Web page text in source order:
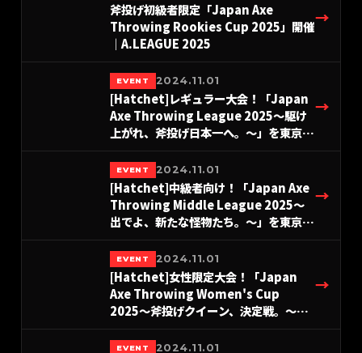
斧投げ初級者限定「Japan Axe
Throwing Rookies Cup 2025」開催
｜A.LEAGUE 2025
→
EVENT 2024.11.01
[Hatchet]レギュラー大会！「Japan
Axe Throwing League 2025〜駆け
上がれ、斧投げ日本一へ。〜」を東京＆
愛知＆大阪にて開催！
#A.LEAGUE2025
→
EVENT 2024.11.01
[Hatchet]中級者向け！「Japan Axe
Throwing Middle League 2025〜
出でよ、新たな怪物たち。〜」を東京＆
愛知＆大阪にて開催！
#A.LEAGUE2025
→
EVENT 2024.11.01
[Hatchet]女性限定大会！「Japan
Axe Throwing Women's Cup
2025〜斧投げクイーン、決定戦。〜」
を9月28日(日)東京＆名古屋＆大阪にて
開催！#A.LEAGUE2025
→
EVENT 2024.11.01